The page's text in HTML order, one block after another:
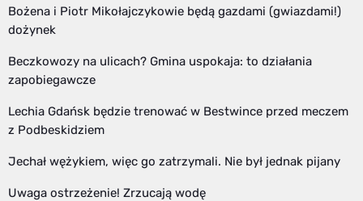
Bożena i Piotr Mikołajczykowie będą gazdami (gwiazdami!)
dożynek
Beczkowozy na ulicach? Gmina uspokaja: to działania
zapobiegawcze
Lechia Gdańsk będzie trenować w Bestwince przed meczem
z Podbeskidziem
Jechał wężykiem, więc go zatrzymali. Nie był jednak pijany
Uwaga ostrzeżenie! Zrzucają wodę